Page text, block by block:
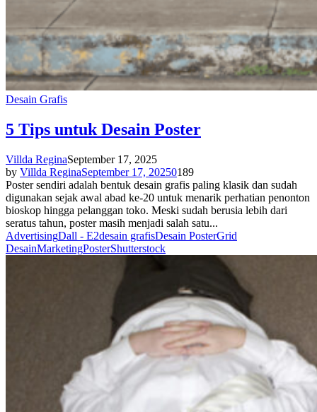
Desain Grafis
5 Tips untuk Desain Poster
Villda ReginaSeptember 17, 2025
by Villda ReginaSeptember 17, 20250189
Poster sendiri adalah bentuk desain grafis paling klasik dan sudah
digunakan sejak awal abad ke-20 untuk menarik perhatian penonton
bioskop hingga pelanggan toko. Meski sudah berusia lebih dari
seratus tahun, poster masih menjadi salah satu...
AdvertisingDall - E2desain grafisDesain PosterGrid
DesainMarketingPosterShutterstock